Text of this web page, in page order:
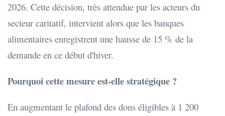
2026. Cette décision, très attendue par les acteurs du
secteur caritatif, intervient alors que les banques
alimentaires enregistrent une hausse de 15 % de la
demande en ce début d'hiver.
Pourquoi cette mesure est-elle stratégique ?
En augmentant le plafond des dons éligibles à 1 200